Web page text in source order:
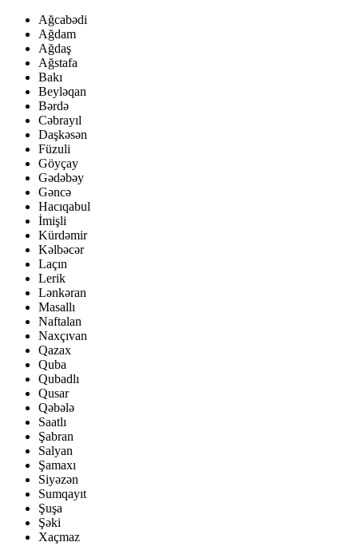
Ağcabədi
Ağdam
Ağdaş
Ağstafa
Bakı
Beyləqan
Bərdə
Cəbrayıl
Daşkəsən
Füzuli
Göyçay
Gədəbəy
Gəncə
Hacıqabul
İmişli
Kürdəmir
Kəlbəcər
Laçın
Lerik
Lənkəran
Masallı
Naftalan
Naxçıvan
Qazax
Quba
Qubadlı
Qusar
Qəbələ
Saatlı
Şabran
Salyan
Şamaxı
Siyəzən
Sumqayıt
Şuşa
Şəki
Xaçmaz